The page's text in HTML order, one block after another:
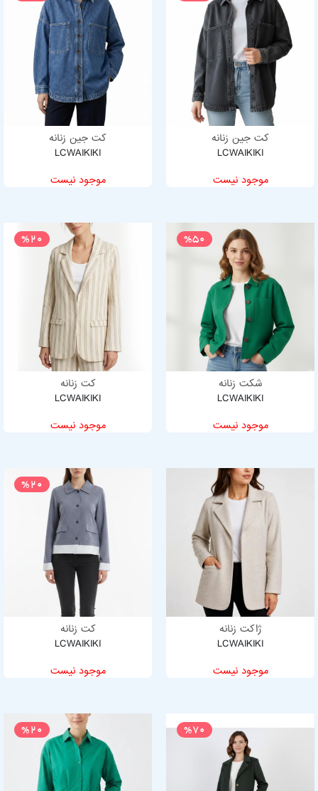
کت جین زنانه
LCWAIKIKI
موجود نیست
کت جین زنانه
LCWAIKIKI
موجود نیست
%50
شکت زنانه
LCWAIKIKI
موجود نیست
%20
کت زنانه
LCWAIKIKI
موجود نیست
ژاکت زنانه
LCWAIKIKI
موجود نیست
%20
کت زنانه
LCWAIKIKI
موجود نیست
%70
%20